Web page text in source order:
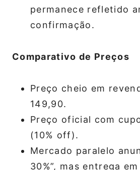
permanece refletido
confirmação.
Comparativo de Preços
Preço cheio em
149,90.
Preço oficial com
(10% off).
Mercado paralelo
30%”, mas entrega